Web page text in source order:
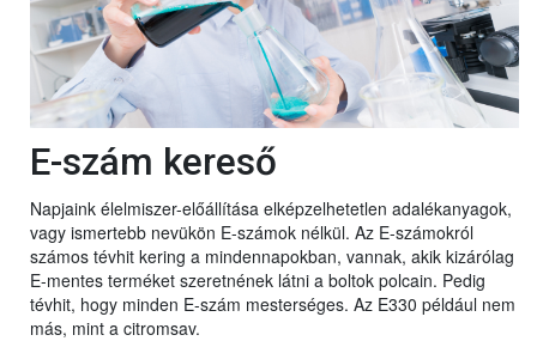
E-szám kereső
Napjaink élelmiszer-előállítása elképzelhetetlen adalékanyagok,
vagy ismertebb nevükön E-számok nélkül. Az E-számokról
számos tévhit kering a mindennapokban, vannak, akik kizárólag
E-mentes terméket szeretnének látni a boltok polcain. Pedig
tévhit, hogy minden E-szám mesterséges. Az E330 például nem
más, mint a citromsav.